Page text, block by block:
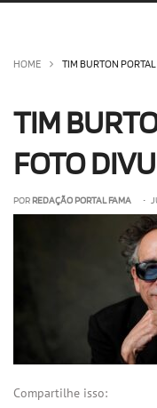
OLHA
HOME TIM BURTON
TIM
FOTO
POR REDAÇÃO PORTAL FAMA •
Compartilhe isso: